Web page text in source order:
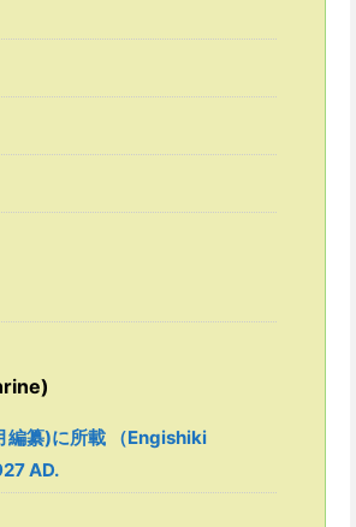
編纂)に所載 （Engishiki
AD.